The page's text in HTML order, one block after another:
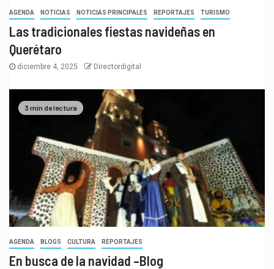
AGENDA NOTICIAS NOTICIAS PRINCIPALES REPORTAJES TURISMO
Las tradicionales fiestas navideñas en
Querétaro
diciembre 4, 2025 Directordigital
3 min de lectura
AGENDA BLOGS CULTURA REPORTAJES
En busca de la navidad –Blog